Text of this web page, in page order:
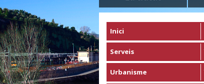
Inici
Serveis
Urbanisme